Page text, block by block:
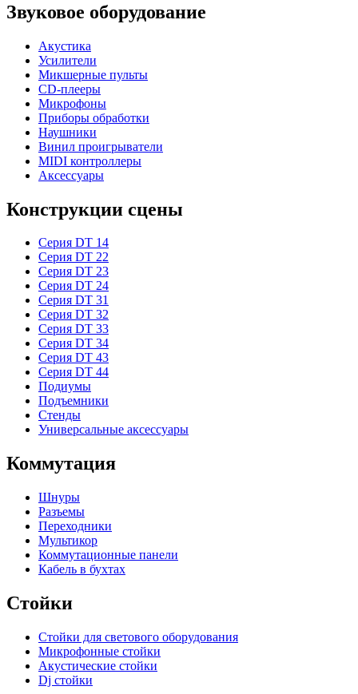
Звуковое оборудование
Акустика
Усилители
Микшерные пульты
CD-плееры
Микрофоны
Приборы обработки
Наушники
Винил проигрыватели
MIDI контроллеры
Аксессуары
Конструкции сцены
Серия DT 14
Серия DT 22
Серия DT 23
Серия DT 24
Серия DT 31
Серия DT 32
Серия DT 33
Серия DT 34
Серия DT 43
Серия DT 44
Подиумы
Подъемники
Стенды
Универсальные аксессуары
Коммутация
Шнуры
Разъемы
Переходники
Мультикор
Коммутационные панели
Кабель в бухтах
Стойки
Стойки для светового оборудования
Микрофонные стойки
Акустические стойки
Dj стойки